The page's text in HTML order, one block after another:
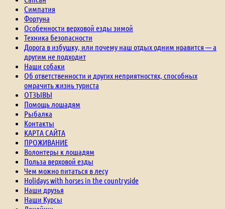
Симпатия
Фортуна
Особенности верховой езды зимой
Техника безопасности
Дорога в избушку, или почему наш отдых одним нравится — а
другим не подходит
Наши собаки
Об ответственности и других неприятностях, способных
омрачить жизнь туриста
ОТЗЫВЫ
Помощь лошадям
Рыбалка
Контакты
КАРТА САЙТА
ПРОЖИВАНИЕ
Волонтеры к лошадям
Польза верховой езды
Чем можно питаться в лесу
Holidays with horses in the countryside
Наши друзья
Наши Курсы